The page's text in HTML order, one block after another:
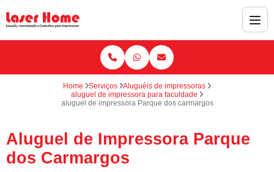
Home Serviços
Aluguéis de impressoras
aluguel de impressora para faculdade
aluguel de impressora Parque dos carmargos
Aluguel de Impressora Parque
dos Carmargos